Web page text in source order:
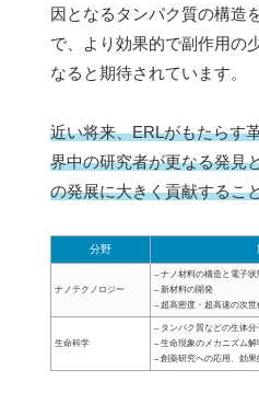
因となるタンパク質の構造
で、より効果的で副作用の
なると期待されています。
近い将来、ERLがもたらす
界中の研究者が更なる発見
の発展に大きく貢献するこ
分野
ナノテクノロジー
– ナノ材料の構造と電子
– 新材料の開発
– 超高密度・超高速の次
生命科学
– タンパク質などの生体
– 生命現象のメカニズム解
– 創薬研究への応用、効